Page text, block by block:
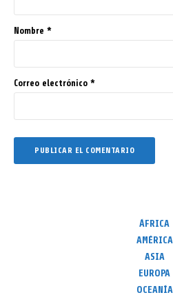
Nombre *
Correo electrónico *
ÁFRICA
AMÉRICA
ASIA
EUROPA
OCEANÍA